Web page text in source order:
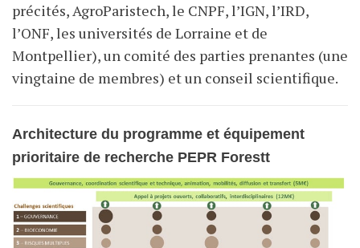
précités, AgroParistech, le CNPF, l’IGN, l’IRD,
l’ONF, les universités de Lorraine et de
Montpellier), un comité des parties prenantes (une
vingtaine de membres) et un conseil scientifique.
Architecture du programme et équipement
prioritaire de recherche PEPR Forestt